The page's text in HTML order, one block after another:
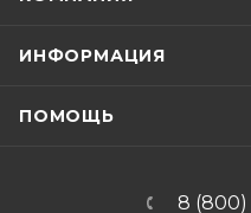
ИНФОРМАЦИЯ
ПОМОЩЬ
8 (800)